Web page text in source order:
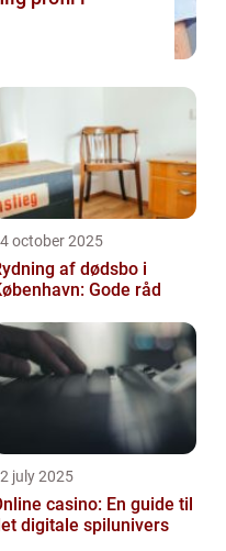
october 2025
af dødsbo i
Gode råd
july 2025
casino: En guide til
digitale spilunivers